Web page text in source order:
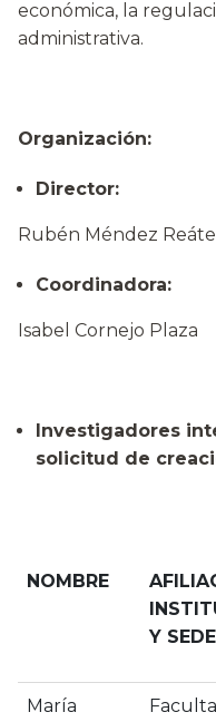
económica, la
administrativa.
Organización:
Director:
Rubén Méndez
Coordinadora:
Isabel Cornejo Plaza
Investigadores
solicitud de
NOMBRE
Y SEDE
María